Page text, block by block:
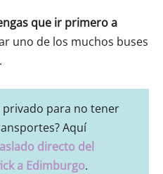
que ir primero a
uno de los muchos buses
para no tener
Aquí
directo del
a Edimburgo.